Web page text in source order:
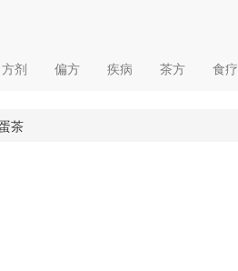
方剂 偏方 疾病 茶方 食疗
茶